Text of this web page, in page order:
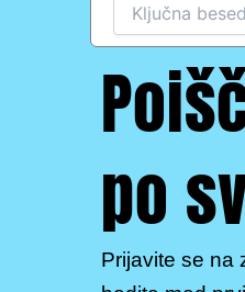
po
Prijavite se na